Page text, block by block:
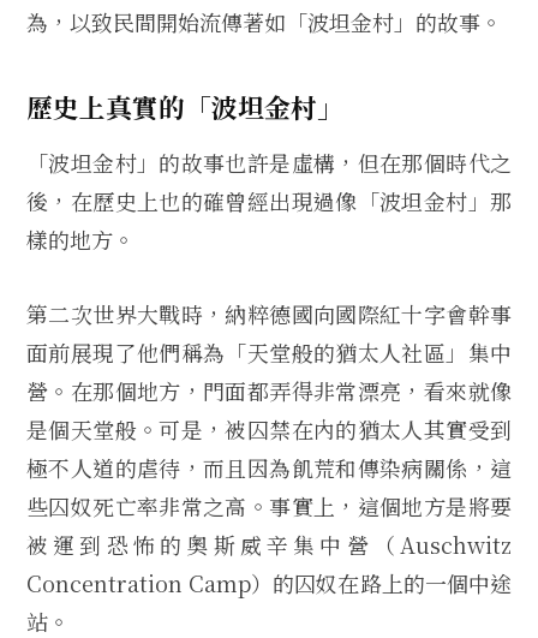
為，以致民間開始流傳著如「波坦金村」的故事。
歷史上真實的「波坦金村」
「波坦金村」的故事也許是虛構，但在那個時代之
後，在歷史上也的確曾經出現過像「波坦金村」那
樣的地方。
第二次世界大戰時，納粹德國向國際紅十字會幹事
面前展現了他們稱為「天堂般的猶太人社區」集中
營。在那個地方，門面都弄得非常漂亮，看來就像
是個天堂般。可是，被囚禁在內的猶太人其實受到
極不人道的虐待，而且因為飢荒和傳染病關係，這
些囚奴死亡率非常之高。事實上，這個地方是將要
被運到恐怖的奧斯威辛集中營（Auschwitz
Concentration Camp）的囚奴在路上的一個中途
站。